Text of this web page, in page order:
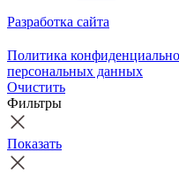
Разработка сайта
Политика
персональных данных
Очистить
Фильтры
Показать